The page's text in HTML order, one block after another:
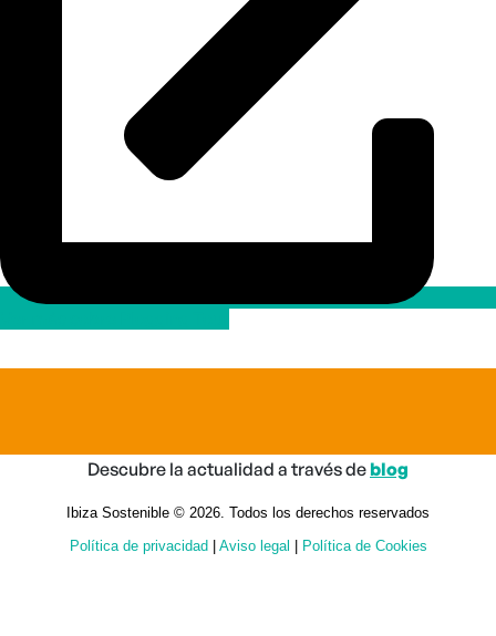
Descubre la actualidad a través deblog
Ibiza Sostenible © 2026. Todos los derechos reservados
Política de privacidad| Aviso legal | Política de Cookies